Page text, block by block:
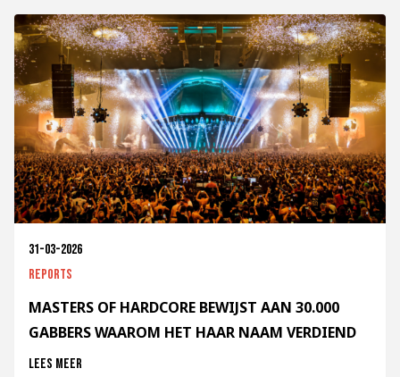
31-03-2026
Reports
MASTERS OF HARDCORE BEWIJST AAN 30.000
GABBERS WAAROM HET HAAR NAAM VERDIEND
Lees meer